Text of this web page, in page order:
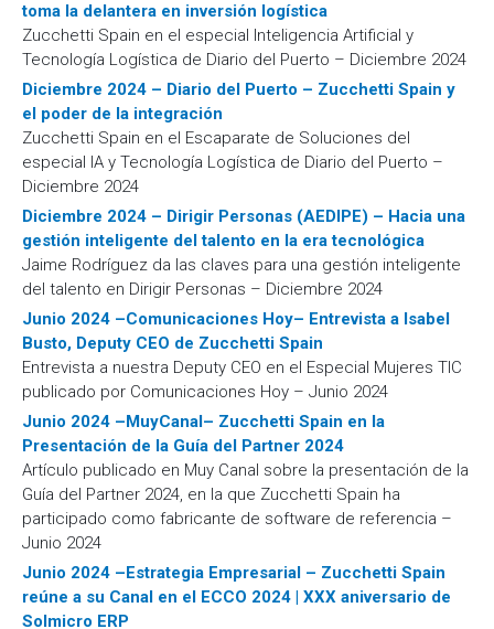
toma la delantera en inversión logística
Zucchetti Spain en el especial Inteligencia Artificial y
Tecnología Logística de Diario del Puerto – Diciembre 2024
Diciembre 2024 – Diario del Puerto – Zucchetti Spain y
el poder de la integración
Zucchetti Spain en el Escaparate de Soluciones del
especial IA y Tecnología Logística de Diario del Puerto –
Diciembre 2024
Diciembre 2024 – Dirigir Personas (AEDIPE) – Hacia una
gestión inteligente del talento en la era tecnológica
Jaime Rodríguez da las claves para una gestión inteligente
del talento en Dirigir Personas – Diciembre 2024
Junio 2024 –Comunicaciones Hoy– Entrevista a Isabel
Busto, Deputy CEO de Zucchetti Spain
Entrevista a nuestra Deputy CEO en el Especial Mujeres TIC
publicado por Comunicaciones Hoy – Junio 2024
Junio 2024 –MuyCanal– Zucchetti Spain en la
Presentación de la Guía del Partner 2024
Artículo publicado en Muy Canal sobre la presentación de la
Guía del Partner 2024, en la que Zucchetti Spain ha
participado como fabricante de software de referencia –
Junio 2024
Junio 2024 –Estrategia Empresarial – Zucchetti Spain
reúne a su Canal en el ECCO 2024 | XXX aniversario de
Solmicro ERP